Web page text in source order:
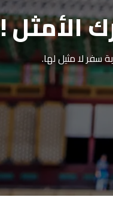
الأمثل !
سفر لا مثيل لها.